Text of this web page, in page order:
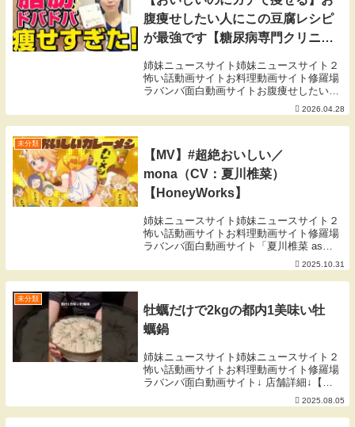
腹痩せしたい人にこの豆腐レシピ
が最強です【糖尿病専門クリニッ
姉妹ニュースサイト姉妹ニュースサイト２
怖い話動画サイトお料理動画サイト修羅場
ラバンバ面白動画サイトお腹痩せしたい人
におすすめしたい最強の豆腐レシピ紹介し
ました✨どれもおいしいのにダイエット効
果は抜群！ぜひ試してみてください！【そ
2026.04.28
未分類
【MV】#超絶おいしい／
mona（CV：夏川椎菜）
【HoneyWorks】
姉妹ニュースサイト姉妹ニュースサイト２
怖い話動画サイトお料理動画サイト修羅場
ラバンバ面白動画サイト「夏川椎菜 as
mona ワンマンライブ #超絶あざといファ
ンサしちゃうぞ♡」12月14日(土)立川ステ
ージガーデンにて開催決定！チケット絶...
2025.10.31
未分類
牡蠣だけで2kgの都内1美味い牡
蠣鍋
姉妹ニュースサイト姉妹ニュースサイト２
怖い話動画サイトお料理動画サイト修羅場
ラバンバ面白動画サイト↓ 店舗詳細↓【毎
日投稿】☝️フォローしてね💡他の投稿はこ
ちら→@shibuya_gourmet_mishipこの店行
きたい！と思ったら右の「...
2025.08.05